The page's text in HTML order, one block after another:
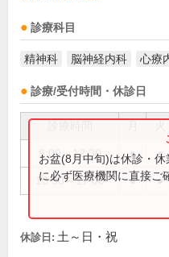
診療科目
精神科 脳神経内科 心療
診療/受付時間・休診日
9:00～12:30 ● ●
13:30～17:00 ● ●
お盆(8月中旬)は休診・
に必ず医療機関に直接ご
休診日: 土～日・祝